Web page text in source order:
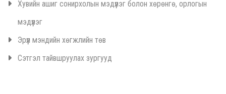
Хувийн ашиг сонирхолын мэдүүлэг болон хөрөнгө, орлогын
мэдүүлэг
Эрүүл мэндийн хөгжлийн төв
Сэтгэл тайвшруулах зургууд